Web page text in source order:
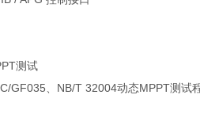
测试
GF035 NB/T 32004动态MPPT测试